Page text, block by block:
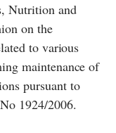
Nutrition and
on the
to various
maintenance of
pursuant to
1924/2006.